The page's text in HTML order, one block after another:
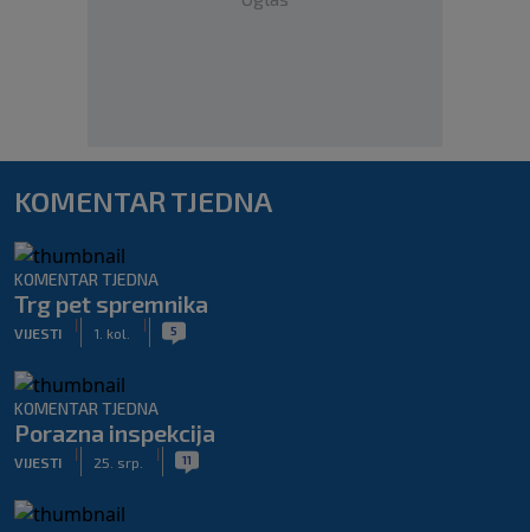
KOMENTAR TJEDNA
KOMENTAR TJEDNA
Trg pet spremnika
VIJESTI
|
1. kol.
| 5
KOMENTAR TJEDNA
Porazna inspekcija
VIJESTI
|
25. srp.
| 11